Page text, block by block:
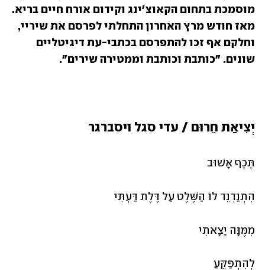
שונים. "כותבת וכותבת וממטירה שירים".
יְצִיאַת חֵרוּם / עדי סגל ויסברגר
תֶּכֶף אָשׁוּב
הִתְנַדְנֵד לוֹ הַשֶּׁלֶט עַל דֶּלֶת דַּעְתִּי
מִמֶּנָּה יָצָאתִי
לְהִתְפַּקֵּעַ